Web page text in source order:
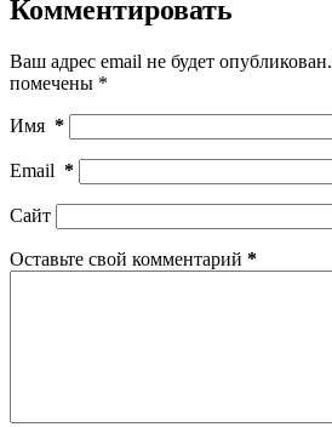
Комментировать
Ваш адрес email не будет опубликован.
помечены *
Имя *
Email *
Сайт
Оставьте свой комментарий *